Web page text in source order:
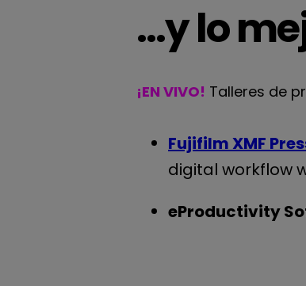
…y lo
¡EN VIVO! Talleres de
Fujifilm XMF
digital workflow
eProductivity